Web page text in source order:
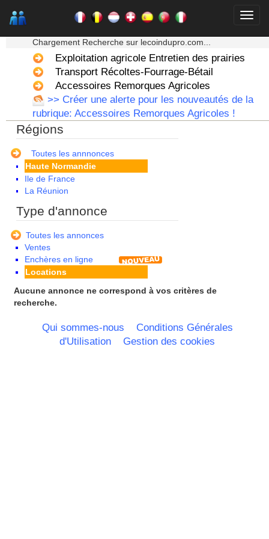
Chargement Recherche sur lecoindupro.com...
Exploitation agricole Entretien des prairies
Transport Récoltes-Fourrage-Bétail
Accessoires Remorques Agricoles
>> Créer une alerte pour les nouveautés de la
rubrique: Accessoires Remorques Agricoles !
Régions
Toutes les annnonces
Alsace
Auvergne
Basse Normandie
Bourgogne
Bretagne
Centre
Champagne Ardenne
Corse
Franche Comte - Suisse
Guadeloupe
Guyane
Haute Normandie
Ile de France
La Réunion
Limousin
Martinique
Mayotte
Midi Pyrenees - Espagne -
Portugal
Nord Pas de Calais - Belgique -
Pays Bas
Picardie
Poitou Charentes
Principauté de Monaco
Type d'annonce
Toutes les annonces
Ventes
Enchères en ligne
Locations
Aucune annonce ne correspond à vos critères de
recherche.
Qui sommes-nous
Conditions Générales
d'Utilisation
Gestion des cookies